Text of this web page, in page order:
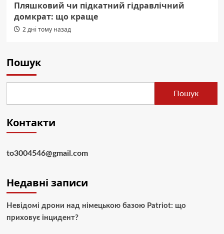
Пляшковий чи підкатний гідравлічний
домкрат: що краще
2 дні тому назад
Пошук
Пошук
Контакти
to3004546@gmail.com
Недавні записи
Невідомі дрони над німецькою базою Patriot: що
приховує інцидент?